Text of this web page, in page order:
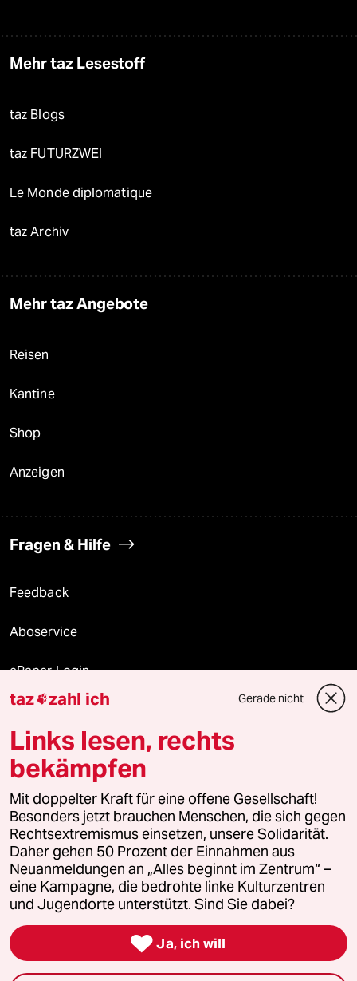
Mehr taz Lesestoff
taz Blogs
taz FUTURZWEI
Le Monde diplomatique
taz Archiv
Mehr taz Angebote
Reisen
Kantine
Shop
Anzeigen
Fragen & Hilfe
Feedback
Aboservice
ePaper Login
Downloads für Abonnierende
© 2026 taz Verlags und Vertriebs GmbH
Alle Rechte vorbehalten. Bei rechtlichen Fragen oder für Genehmigungen
wenden Sie sich bitte an
lizenzen@taz.de
Feedback Redaktionsstatut Kommune-Richtlinien
Leitlinie Informant Datenschutz Impressum AGB
Seitenwende Einwilligungen widerrufen (Ads)
taz zahl ich Gerade nicht
Links lesen, rechts
bekämpfen
Mit doppelter Kraft für eine offene Gesellschaft!
Besonders jetzt brauchen Menschen, die sich gegen
Rechtsextremismus einsetzen, unsere Solidarität.
Daher gehen 50 Prozent der Einnahmen aus
Neuanmeldungen an „Alles beginnt im Zentrum“ –
eine Kampagne, die bedrohte linke Kulturzentren
und Jugendorte unterstützt. Sind Sie dabei?
 Ja, ich will